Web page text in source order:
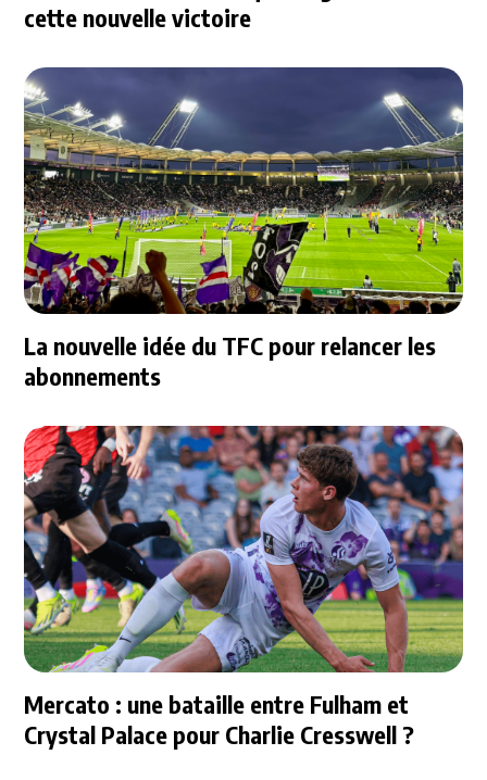
cette nouvelle victoire
La nouvelle idée du TFC pour relancer les
abonnements
Mercato : une bataille entre Fulham et
Crystal Palace pour Charlie Cresswell ?